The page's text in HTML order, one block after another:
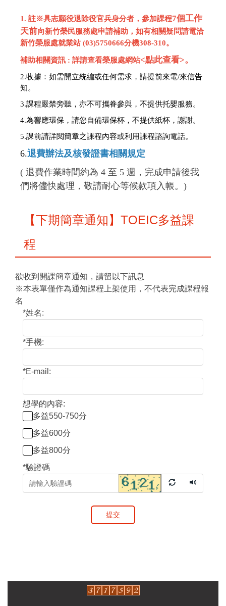
1. 註※具志願役退除役官兵身分者，參加課程7個工作
天前向新竹榮民服務處申請補助，如有相關疑問請電洽
新竹榮服處就業站 (03)5750666分機308-310。
補助相關資訊 : 詳請查看榮服處網站<點此查看>。
2.收據： 如需開立統編或任何需求，請提前來電/來信告
知。
3.課程嚴禁旁聽，亦不可攜眷參與，不提供托嬰服務。
4.為響應環保，請您自備環保杯，不提供紙杯，謝謝。
5.課前請詳閱簡章之課程內容或利用課程諮詢電話。
6.退費辦法及核發證書相關規定
( 退費作業時間約為 4 至 5 週，完成申請後我
們將儘快處理，敬請耐心等候款項入帳。)
【下期簡章通知】TOEIC多益課
程
欲收到開課簡章通知，請留以下訊息
※本表單僅作為通知課程上架使用，不代表完成課程報
名
*姓名:
*手機:
*E-mail:
想學的內容:
多益550-750分
多益600分
多益800分
*驗證碼
提交